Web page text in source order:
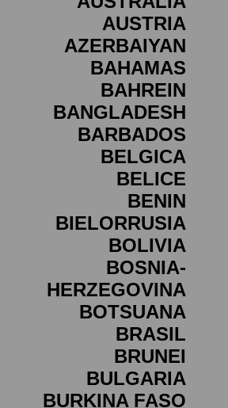
AUSTRIA
AZERBAIYAN
BAHAMAS
BAHREIN
BANGLADESH
BARBADOS
BELGICA
BELICE
BENIN
BIELORRUSIA
BOLIVIA
BOSNIA-
HERZEGOVINA
BOTSUANA
BRASIL
BRUNEI
BULGARIA
BURKINA FASO